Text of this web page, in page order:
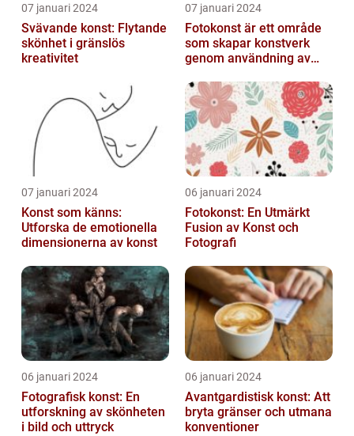
07 januari 2024
Svävande konst: Flytande
skönhet i gränslös
kreativitet
07 januari 2024
Fotokonst är ett område
som skapar konstverk
genom användning av
07 januari 2024
Konst som känns:
Utforska de emotionella
dimensionerna av konst
06 januari 2024
Fotokonst: En Utmärkt
Fusion av Konst och
Fotografi
06 januari 2024
Fotografisk konst: En
utforskning av skönheten
i bild och uttryck
06 januari 2024
Avantgardistisk konst: Att
bryta gränser och utmana
konventioner